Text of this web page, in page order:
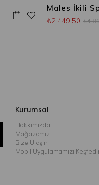
Males İkili
₺2.449,50
Kurumsal
Hakkımızda
Mağazamız
Bize Ulaşın
Mobil Uygulamamızı